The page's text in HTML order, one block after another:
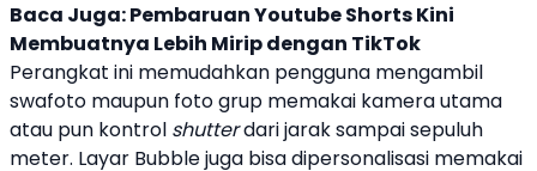
Baca Juga:Pembaruan Youtube Shorts Kini
Membuatnya Lebih Mirip dengan TikTok
Perangkat ini memudahkan pengguna mengambil
swafoto maupun foto grup memakai kamera utama
atau pun kontrol shutterdari jarak sampai sepuluh
meter. Layar Bubble juga bisa dipersonalisasi memakai